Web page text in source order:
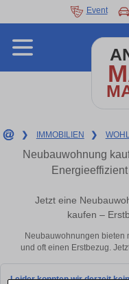
Event
❯ IMMOBILIEN ❯
Neubauwohnung
Jetzt eine
kaufen –
Neubauwohnungen bieten
und oft einen Erstbezug.
Leider konnten wir derzeit